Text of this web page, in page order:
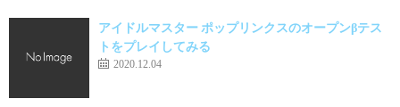
アイドルマスター ポップリンクスのオープンβテス
トをプレイしてみる
2020.12.04